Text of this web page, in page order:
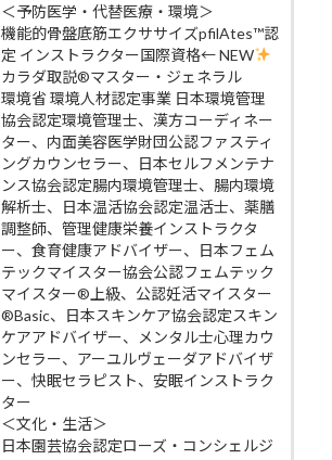
＜予防医学・代替医療・環境＞
機能的骨盤底筋エクササイズpfilAtes™認
定 インストラクター国際資格← NEW
カラダ取説®マスター・ジェネラル
環境省 環境人材認定事業 日本環境管理
協会認定環境管理士、漢方コーディネー
ター、内面美容医学財団公認ファスティ
ングカウンセラー、日本セルフメンテナ
ンス協会認定腸内環境管理士、腸内環境
解析士、日本温活協会認定温活士、薬膳
調整師、管理健康栄養インストラクタ
ー、食育健康アドバイザー、日本フェム
テックマイスター協会公認フェムテック
マイスター®上級、公認妊活マイスター
®Basic、日本スキンケア協会認定スキン
ケアアドバイザー、メンタル士心理カウ
ンセラー、アーユルヴェーダアドバイザ
ー、快眠セラピスト、安眠インストラク
ター
＜文化・生活＞
日本園芸協会認定ローズ・コンシェルジ